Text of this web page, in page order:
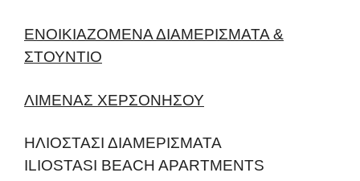
ΕΝΟΙΚΙΑΖΟΜΕΝΑ ΔΙΑΜΕΡΙΣΜΑΤΑ &
ΣΤΟΥΝΤΙΟ
ΛΙΜΕΝΑΣ ΧΕΡΣΟΝΗΣΟΥ
ΗΛΙΟΣΤΑΣΙ ΔΙΑΜΕΡΙΣΜΑΤΑ
ILIOSTASI BEACH APARTMENTS